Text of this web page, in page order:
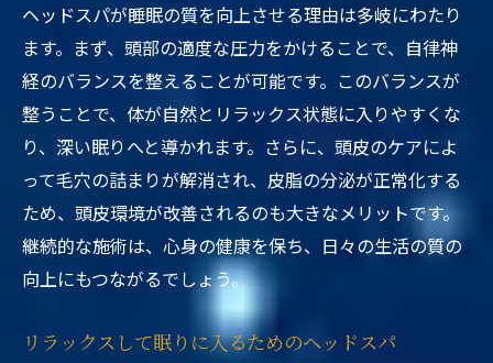
ヘッドスパが睡眠の質を向上させる理由は多岐にわたり
ます。まず、頭部の適度な圧力をかけることで、自律神
経のバランスを整えることが可能です。このバランスが
整うことで、体が自然とリラックス状態に入りやすくな
り、深い眠りへと導かれます。さらに、頭皮のケアによ
って毛穴の詰まりが解消され、皮脂の分泌が正常化する
ため、頭皮環境が改善されるのも大きなメリットです。
継続的な施術は、心身の健康を保ち、日々の生活の質の
向上にもつながるでしょう。
リラックスして眠りに入るためのヘッドスパ